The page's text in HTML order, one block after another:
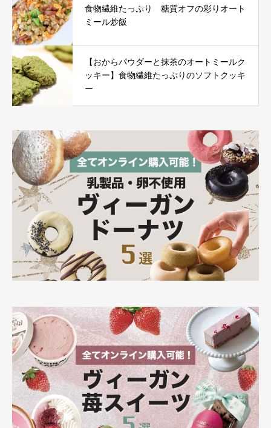
食物繊維たっぷり 糖質オフの彩りオート
ミール炒飯
【おからパウダーと抹茶のオートミールク
ッキー】食物繊維たっぷりのソフトクッキ
ー